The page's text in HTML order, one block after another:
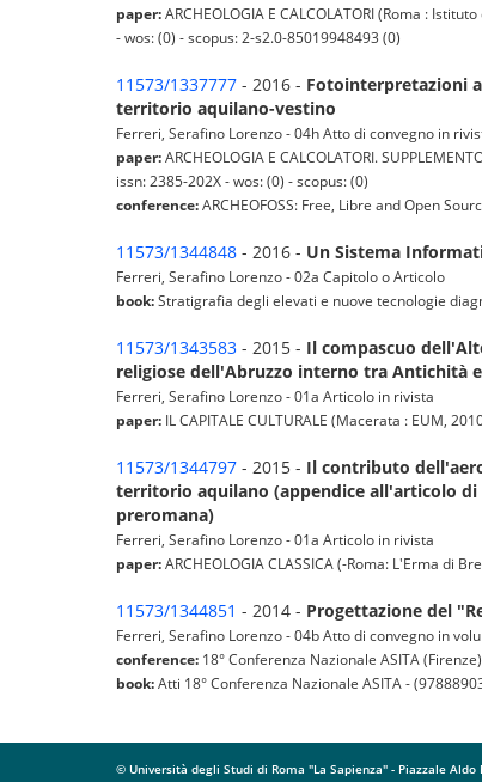
paper:ARCHEOLOGIA E CALCOLATORI (Roma :
- wos: (0) - scopus: 2-s2.0-85019948493 (0)
11573/1337777 - 2016 - Fotointerpretazioni
territorio aquilano-vestino
Ferreri, Serafino Lorenzo - 04h Atto di convegno in
paper:ARCHEOLOGIA E CALCOLATORI.
issn: 2385-202X - wos: (0) - scopus: (0)
conference:ARCHEOFOSS: Free, Libre and Open
11573/1344848 - 2016 - Un Sistema
Ferreri, Serafino Lorenzo - 02a Capitolo o Articolo
book:Stratigrafia degli elevati e nuove tecnologie
11573/1343583 - 2015 - Il compascuo
religiose dell'Abruzzo interno tra Antichità
Ferreri, Serafino Lorenzo - 01a Articolo in rivista
paper: IL CAPITALE CULTURALE (Macerata : EUM,
11573/1344797 - 2015 - Il contributo
territorio aquilano (appendice all'articolo di
preromana)
Ferreri, Serafino Lorenzo - 01a Articolo in rivista
paper:ARCHEOLOGIA CLASSICA (-Roma: L'Erma di
11573/1344851 - 2014 - Progettazione del
Ferreri, Serafino Lorenzo - 04b Atto di convegno in
conference: 18° Conferenza Nazionale ASITA (Firenze)
book:Atti 18° Conferenza Nazionale ASITA -
© Università degli Studi di Roma "La Sapienza" - Piazzale Aldo